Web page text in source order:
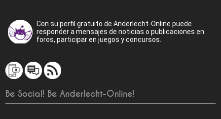
Con su perfil gratuito de Anderlecht-Online puede
responder a mensajes de noticias o publicaciones en
foros, participar en juegos y concursos.
Be Social! Be Anderlecht-Online!